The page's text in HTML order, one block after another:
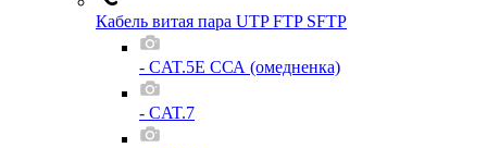
Кабель витая пара UTP FTP SFTP
- CAT.5E ССА (омедненка)
- CAT.7